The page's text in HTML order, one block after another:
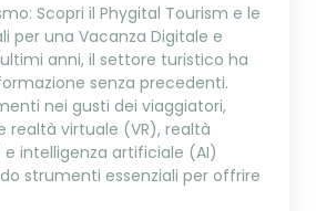
Scopri il Phygital Tourism e le
per una Vacanza Digitale e
anni, il settore turistico ha
senza precedenti.
nei gusti dei viaggiatori,
realtà virtuale (VR), realtà
intelligenza artificiale (AI)
strumenti essenziali per offrire